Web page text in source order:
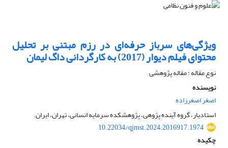
ویژگی‌های سرباز حرفه‌ای در رزم مبتنی بر تحلیل
محتوای فیلم دیوار (2017) به کارگردانی داگ لیمان
نوع مقاله : مقاله پژوهشی
نویسنده
اصغر اصغرزاده
استادیار، گروه آینده پژوهی، پژوهشکده سرمایه انسانی، تهران، ایران.
10.22034/qjmst.2024.2016917.1974
چکیده